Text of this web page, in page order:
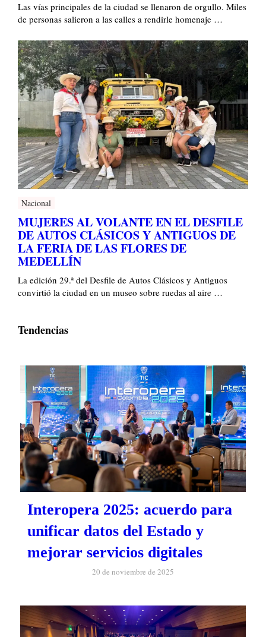
Las vías principales de la ciudad se llenaron de orgullo. Miles
de personas salieron a las calles a rendirle homenaje …
Nacional
MUJERES AL VOLANTE EN EL DESFILE
DE AUTOS CLÁSICOS Y ANTIGUOS DE
LA FERIA DE LAS FLORES DE
MEDELLÍN
La edición 29.ª del Desfile de Autos Clásicos y Antiguos
convirtió la ciudad en un museo sobre ruedas al aire …
Tendencias
Interopera 2025: acuerdo para
unificar datos del Estado y
mejorar servicios digitales
20 de noviembre de 2025